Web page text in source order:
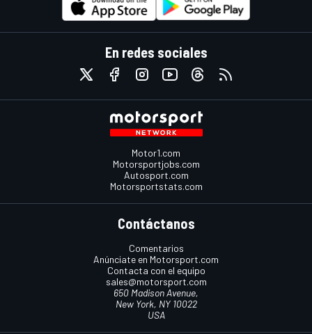
En redes sociales
Motor1.com
Motorsportjobs.com
Autosport.com
Motorsportstats.com
Contáctanos
Comentarios
Anúnciate en Motorsport.com
Contacta con el equipo
sales@motorsport.com
650 Madison Avenue,
New York, NY 10022
USA